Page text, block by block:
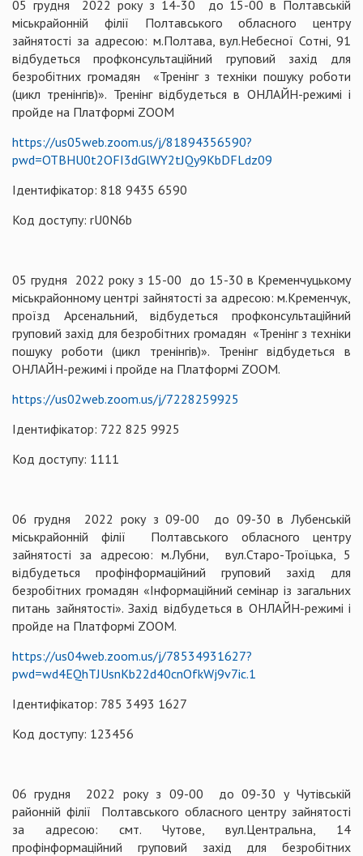
05 грудня 2022 року з 14-30 до 15-00 в Полтавській
міськрайонній філії Полтавського обласного центру
зайнятості за адресою: м.Полтава, вул.Небесної Сотні, 91
відбудеться профконсультаційний груповий захід для
безробітних громадян «Тренінг з техніки пошуку роботи
(цикл тренінгів)». Тренінг відбудеться в ОНЛАЙН-режимі і
пройде на Платформі ZOOM
https://us05web.zoom.us/j/81894356590?
pwd=OTBHU0t2OFI3dGlWY2tJQy9KbDFLdz09
Ідентифікатор: 818 9435 6590
Код доступу: rU0N6b
05 грудня 2022 року з 15-00 до 15-30 в Кременчуцькому
міськрайонному центрі зайнятості за адресою: м.Кременчук,
проїзд Арсенальний, відбудеться профконсультаційний
груповий захід для безробітних громадян «Тренінг з техніки
пошуку роботи (цикл тренінгів)». Тренінг відбудеться в
ОНЛАЙН-режимі і пройде на Платформі ZOOM.
https://us02web.zoom.us/j/7228259925
Ідентифікатор: 722 825 9925
Код доступу: 1111
06 грудня 2022 року з 09-00 до 09-30 в Лубенській
міськрайонній філії Полтавського обласного центру
зайнятості за адресою: м.Лубни, вул.Старо-Троїцька, 5
відбудеться профінформаційний груповий захід для
безробітних громадян «Інформаційний семінар із загальних
питань зайнятості». Захід відбудеться в ОНЛАЙН-режимі і
пройде на Платформі ZOOM.
https://us04web.zoom.us/j/78534931627?
pwd=wd4EQhTJUsnKb22d40cnOfkWj9v7ic.1
Ідентифікатор: 785 3493 1627
Код доступу: 123456
06 грудня 2022 року з 09-00 до 09-30 у Чутівській
районній філії Полтавського обласного центру зайнятості
за адресою: смт. Чутове, вул.Центральна, 14
профінформаційний груповий захід для безробітних